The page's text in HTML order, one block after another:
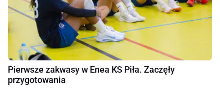
Pierwsze zakwasy w Enea KS Piła. Zaczęły
przygotowania